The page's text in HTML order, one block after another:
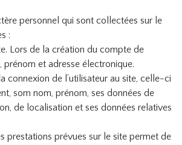
personnel qui sont collectées sur le
:
Lors de la création du compte de
prénom et adresse électronique.
connexion de l’utilisateur au site, celle-ci
som nom, prénom, ses données de
de localisation et ses données relatives
prestations prévues sur le site permet de